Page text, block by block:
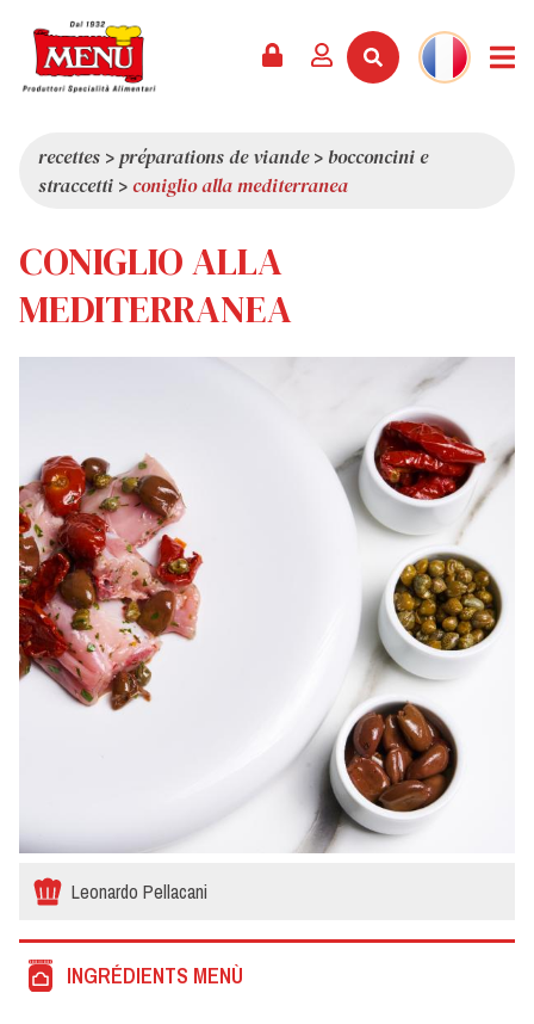
CATALOGUE
SERVICES
DERNIÈRES NOUVEAUTÉS
PRIX
REVUE DE PRESSE
QUI SOMMES-NOUS
QUALITÉ
VALEURS
CURIOSITÉS
SHOWROOM
TRAVAILLEZ AVEC NOUS
recettes >préparations de viande> bocconcini e
straccetti >coniglio alla mediterranea
CONIGLIO ALLA
MEDITERRANEA
Leonardo Pellacani
INGRÉDIENTS MENÙ